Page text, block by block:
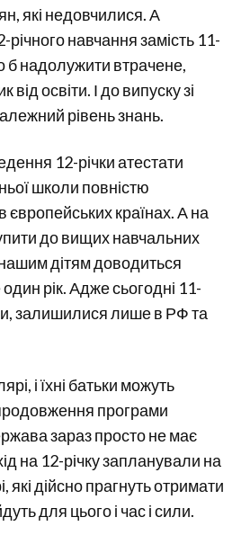
які недовчилися. А
навчання замість 11-
б надолужити втрачене,
освіти. І до випуску зі
рівень знань.
12-річки атестати
школи повністю
європейських країнах. А на
до вищих навчальних
дітям доводиться
рік. Адже сьогодні 11-
залишилися лише в РФ та
і їхні батьки можуть
програми
зараз просто не має
на 12-річку запланували на
які дійсно прагнуть отримати
для цього і час і сили.